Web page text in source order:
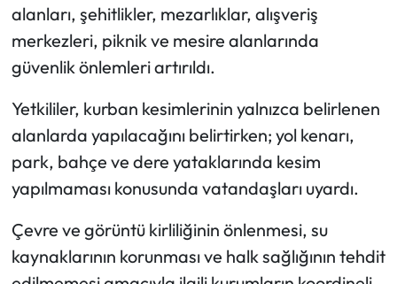
alanları, şehitlikler, mezarlıklar, alışveriş
merkezleri, piknik ve mesire alanlarında
güvenlik önlemleri artırıldı.
Yetkililer, kurban kesimlerinin yalnızca belirlenen
alanlarda yapılacağını belirtirken; yol kenarı,
park, bahçe ve dere yataklarında kesim
yapılmaması konusunda vatandaşları uyardı.
Çevre ve görüntü kirliliğinin önlenmesi, su
kaynaklarının korunması ve halk sağlığının tehdit
Uğurludağ Haberleri
Yaşam
Yayla Haber
Yemek Tarifleri
Yerel Haberler